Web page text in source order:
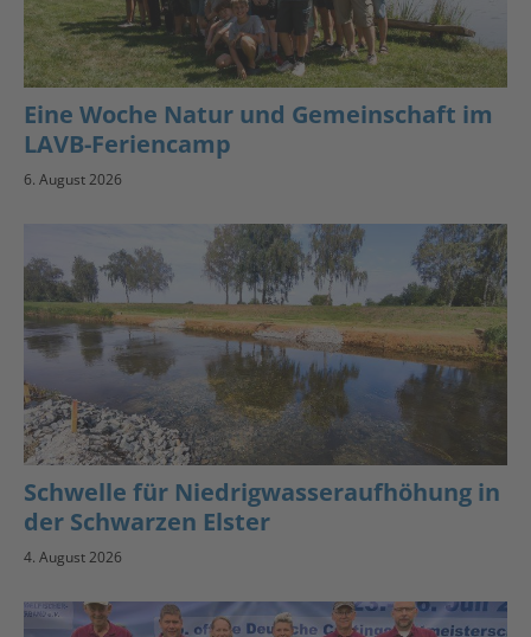
Eine Woche Natur und Gemeinschaft im
LAVB-Feriencamp
6. August 2026
Schwelle für Niedrigwasseraufhöhung in
der Schwarzen Elster
4. August 2026